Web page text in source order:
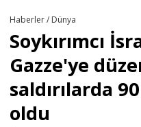
Haberler / Dünya
Soykırımcı
Gazze'ye
saldırılarda
oldu